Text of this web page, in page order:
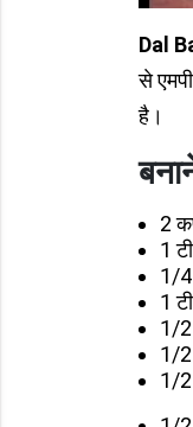
Dal
से
है।
2
1
1/4
1
1/
1/2
1/2